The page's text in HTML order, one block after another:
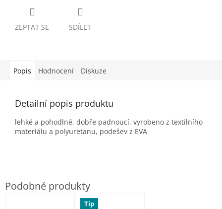
ZEPTAT SE SDÍLET
Popis Hodnocení Diskuze
Detailní popis produktu
lehké a pohodlné, dobře padnoucí, vyrobeno z textilního
materiálu a polyuretanu, podešev z EVA
Tip